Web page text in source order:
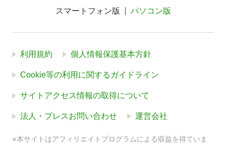
スマートフォン版 パソコン版
利用規約 個人情報保護基本方針
Cookie等の利用に関するガイドライン
サイトアクセス情報の取得について
法人・プレスお問い合わせ 運営会社
※本サイトはアフィリエイトプログラムによる収益を得ていま